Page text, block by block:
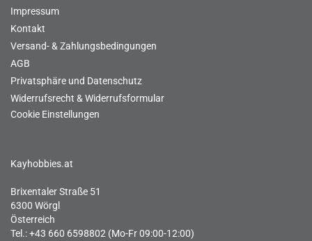
Impressum
Kontakt
Versand- & Zahlungsbedingungen
AGB
Privatsphäre und Datenschutz
Widerrufsrecht & Widerrufsformular
Cookie Einstellungen
Kayhobbies.at
Brixentaler Straße 51
6300 Wörgl
Österreich
Tel.: +43 660 6598802 (Mo-Fr 09:00-12:00)